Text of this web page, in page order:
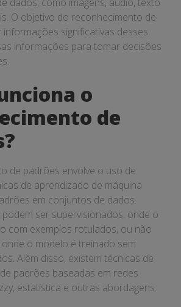
O objetivo do reconhecimento de
significativas desses
informações para tomar decisões
o
de
de padrões envolve o uso de
de aprendizado de máquina
em conjuntos de dados.
podem ser supervisionados, onde o
com exemplos rotulados, ou não
o modelo é treinado sem
Além disso, existem técnicas de
padrões baseadas em redes
estatística e outras abordagens.